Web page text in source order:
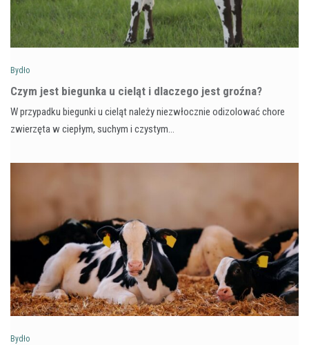
Bydło
Czym jest biegunka u cieląt i dlaczego jest groźna?
W przypadku biegunki u cieląt należy niezwłocznie odizolować chore
zwierzęta w ciepłym, suchym i czystym…
Bydło